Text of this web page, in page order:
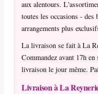
aux alentours.
toutes les occasions - des
arrangements plus
La livraison se fait à La
Commandez avant 17h
livraison le jour même.
Livraison à La